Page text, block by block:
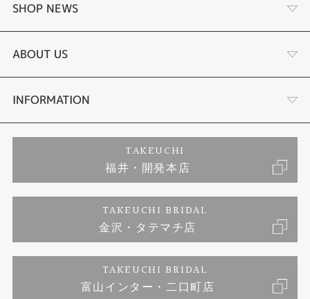
婚約指輪
結婚指輪
セットリング
エタニティーリング
婚約ネックレス
SHOP NEWS
サプライズプロポーズ相談室
ダイヤモンドカッターブランド
アフターメンテナンス
金澤工房｜手作りペアリング
金澤工房｜手作り結婚指輪
金澤工房｜手作り婚約指輪プロポーズプラン
ABOUT US
店舗情報
お客様の声
INFORMATION
プライバシーポリシー
TAKEUCHI
福井・開発本店
TAKEUCHI BRIDAL
金沢・タテマチ店
TAKEUCHI BRIDAL
富山インター・二口町店